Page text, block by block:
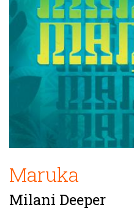
Maruka
Milani Deeper